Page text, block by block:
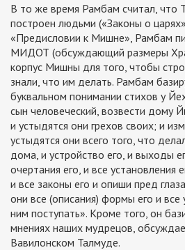
В то же время Рамбам считал, что
построен людьми («Законы о
«Предисловии к Мишне», Рамбам
МИДОТ (обсуждающий размеры
корпус Мишны для того, чтобы
знали, что им делать. Рамбам
буквальном понимании стихов у
сын человеческий, возвести дому
и устыдятся они грехов своих; и
устыдятся они всего того, что
дома, и устройство его, и выходы
очертания его, и все установления
и все законы его и опиши пред
они все (описания) формы его и все
ним поступать». Кроме того, он
мнениях наших мудрецов,
Вавилонском Талмуде.